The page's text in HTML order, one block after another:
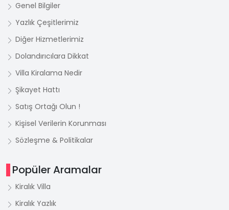
Genel Bilgiler
Yazlık Çeşitlerimiz
Diğer Hizmetlerimiz
Dolandırıcılara Dikkat
Villa Kiralama Nedir
Şikayet Hattı
Satış Ortağı Olun !
Kişisel Verilerin Korunması
Sözleşme & Politikalar
Popüler Aramalar
Kiralık Villa
Kiralık Yazlık